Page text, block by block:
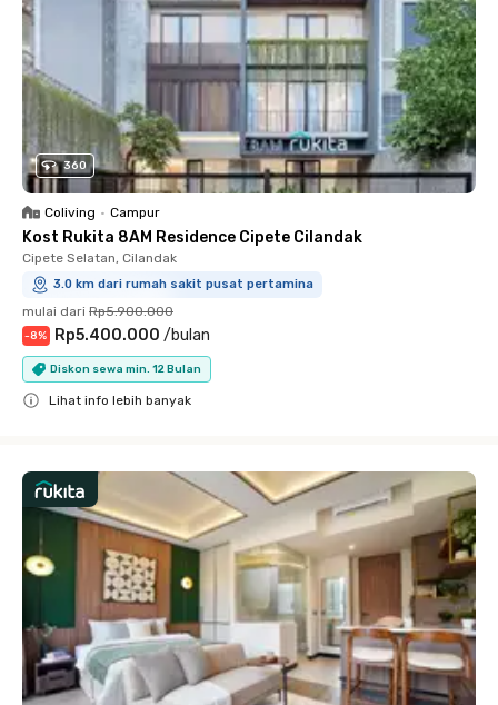
360
Coliving • Campur
Kost Rukita 8AM Residence Cipete Cilandak
Cipete Selatan, Cilandak
3.0 km dari rumah sakit pusat pertamina
mulai dari Rp5.900.000
-8% Rp5.400.000 /bulan
Diskon sewa min. 12 Bulan
Lihat info lebih banyak